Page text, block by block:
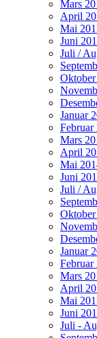
Mars
April
Mai
Juni
Juli /
Januar
Februar
Mars
April
Mai
Juni
Juli /
Januar
Februar
Mars
April
Mai
Juni
Juli -